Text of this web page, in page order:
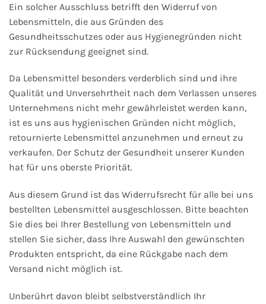
Ein solcher Ausschluss betrifft den Widerruf von
Lebensmitteln, die aus Gründen des
Gesundheitsschutzes oder aus Hygienegründen nicht
zur Rücksendung geeignet sind.
Da Lebensmittel besonders verderblich sind und ihre
Qualität und Unversehrtheit nach dem Verlassen unseres
Unternehmens nicht mehr gewährleistet werden kann,
ist es uns aus hygienischen Gründen nicht möglich,
retournierte Lebensmittel anzunehmen und erneut zu
verkaufen. Der Schutz der Gesundheit unserer Kunden
hat für uns oberste Priorität.
Aus diesem Grund ist das Widerrufsrecht für alle bei uns
bestellten Lebensmittel ausgeschlossen. Bitte beachten
Sie dies bei Ihrer Bestellung von Lebensmitteln und
stellen Sie sicher, dass Ihre Auswahl den gewünschten
Produkten entspricht, da eine Rückgabe nach dem
Versand nicht möglich ist.
Unberührt davon bleibt selbstverständlich Ihr